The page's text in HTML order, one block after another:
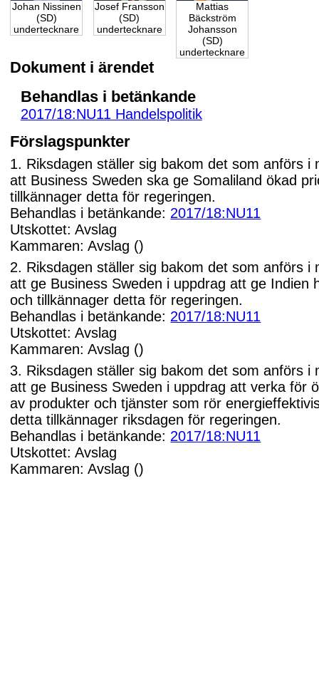
Johan Nissinen
(SD)
undertecknare
Josef Fransson
(SD)
undertecknare
Mattias
Bäckström
Johansson
(SD)
undertecknare
Dokument i ärendet
Behandlas i betänkande
2017/18:NU11 Handelspolitik
Förslagspunkter
1. Riksdagen ställer sig bakom det som anförs i
att Business Sweden ska ge Somaliland ökad
tillkännager detta för regeringen.
Behandlas i betänkande: 2017/18:NU11
Utskottet: Avslag
Kammaren: Avslag ()
2. Riksdagen ställer sig bakom det som anförs i
att ge Business Sweden i uppdrag att ge Indien
och tillkännager detta för regeringen.
Behandlas i betänkande: 2017/18:NU11
Utskottet: Avslag
Kammaren: Avslag ()
3. Riksdagen ställer sig bakom det som anförs i
att ge Business Sweden i uppdrag att verka för
av produkter och tjänster som rör
detta tillkännager riksdagen för regeringen.
Behandlas i betänkande: 2017/18:NU11
Utskottet: Avslag
Kammaren: Avslag ()